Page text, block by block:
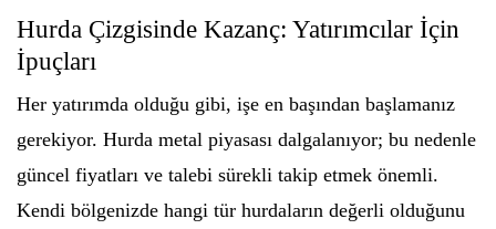
Hurda Çizgisinde Kazanç: Yatırımcılar İçin
İpuçları
Her yatırımda olduğu gibi, işe en başından başlamanız
gerekiyor. Hurda metal piyasası dalgalanıyor; bu nedenle
güncel fiyatları ve talebi sürekli takip etmek önemli.
Kendi bölgenizde hangi tür hurdaların değerli olduğunu